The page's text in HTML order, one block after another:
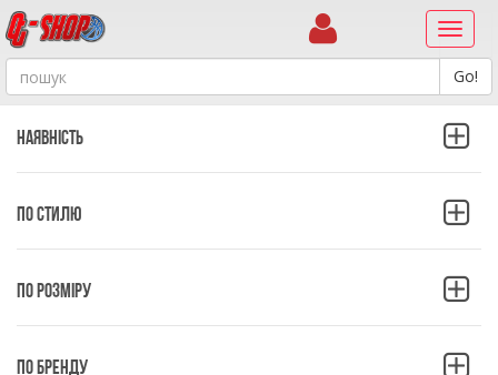
Наявність
ПО СТИЛЮ
ПО РОЗМІРУ
ПО БРЕНДУ